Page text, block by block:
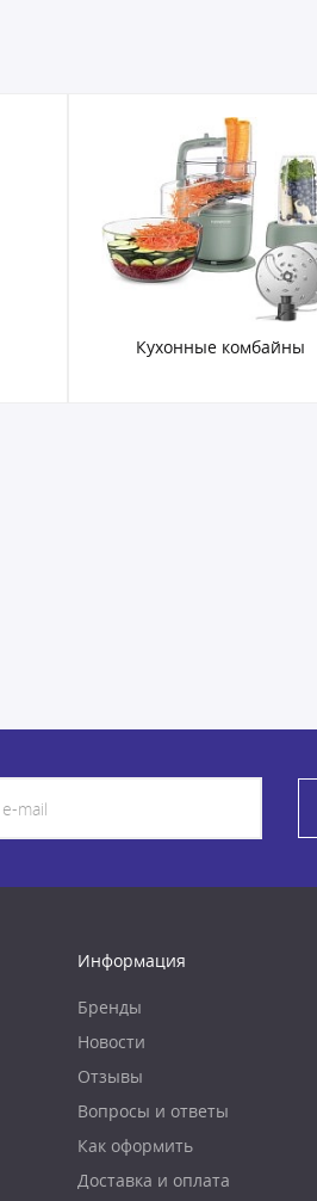
Кухонные комбайны
Информация
Бренды
Новости
Отзывы
Вопросы и ответы
Как оформить
Доставка и оплата